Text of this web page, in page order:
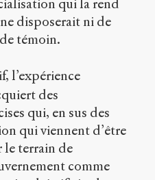
qui la rend
disposerait ni de
témoin.
l’expérience
des
qui, en sus des
qui viennent d’être
le terrain de
comme